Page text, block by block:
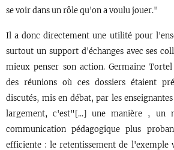
se voir dans un rôle qu'on a voulu jouer."
Il a donc directement une utilité pour
surtout un support d'échanges avec ses
mieux penser son action. Germaine
des réunions où ces dossiers étaient
discutés, mis en débat, par les
largement, c'est"[...] une manière , un
communication pédagogique plus
efficiente : le retentissement de l'exemple